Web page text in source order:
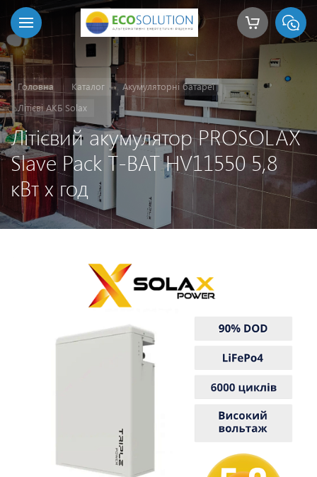
Головна Каталог
Акумуляторні батареї
Літієві АКБ Solax
Літієвий акумулятор PROSOLAX
Slave Pack T-BAT HV11550 5,8
кВт х год